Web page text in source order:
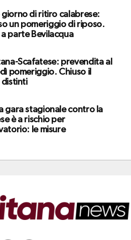
di ritiro calabrese:
un pomeriggio di riposo.
parte Bevilacqua
Scafatese: prevendita al
pomeriggio. Chiuso il
gara stagionale contro la
è a rischio per
le misure